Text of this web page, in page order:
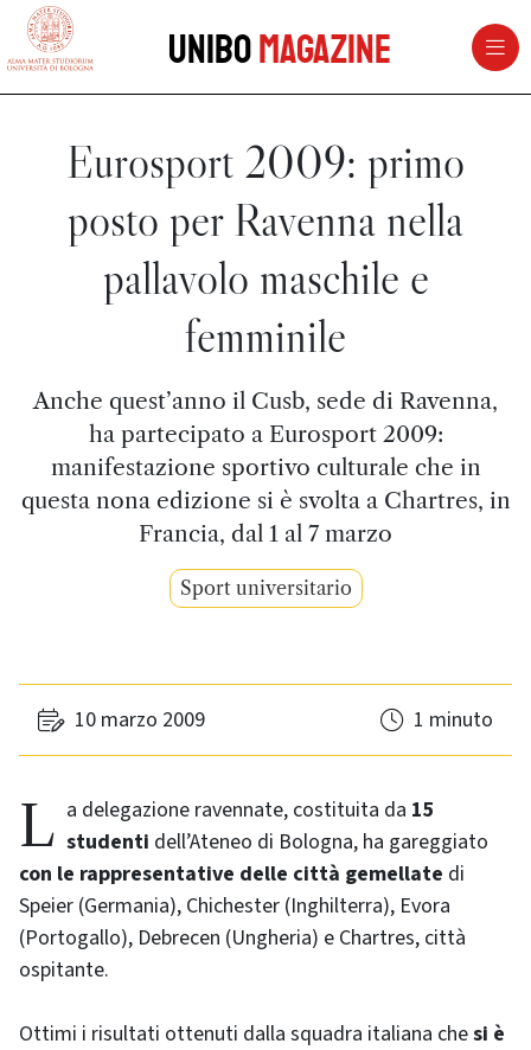
vai al contenuto della pagina
UniboMagazine
Eurosport 2009: primo
posto per Ravenna nella
pallavolo maschile e
femminile
Anche quest’anno il Cusb, sede di Ravenna,
ha partecipato a Eurosport 2009:
manifestazione sportivo culturale che in
questa nona edizione si è svolta a Chartres, in
Francia, dal 1 al 7 marzo
Sport universitario
10 marzo 2009 1 minuto
La delegazione ravennate, costituita da 15
studenti dell’Ateneo di Bologna, ha gareggiato
con le rappresentative delle città gemellate di
Speier (Germania), Chichester (Inghilterra), Evora
(Portogallo), Debrecen (Ungheria) e Chartres, città
ospitante.
Ottimi i risultati ottenuti dalla squadra italiana chesi è